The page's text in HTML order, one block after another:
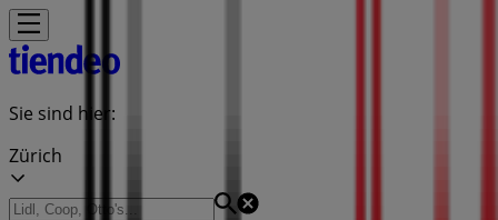
Sie sind hier:
Zürich